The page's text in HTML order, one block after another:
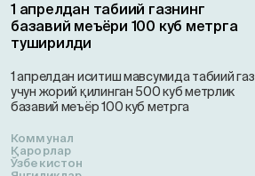
1 апрелдан табиий газнинг
базавий меъёри 100 куб метрга
туширилди
1 апрелдан иситиш мавсумида табиий газ
учун жорий қилинган 500 куб метрлик
базавий меъёр 100 куб метрга
Коммунал
Қарорлар
Ўзбекистон